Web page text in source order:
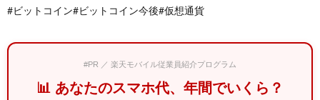
#ビットコイン#ビットコイン今後#仮想通貨
#PR ／ 楽天モバイル従業員紹介プログラム
📊 あなたのスマホ代、年間でいくら？